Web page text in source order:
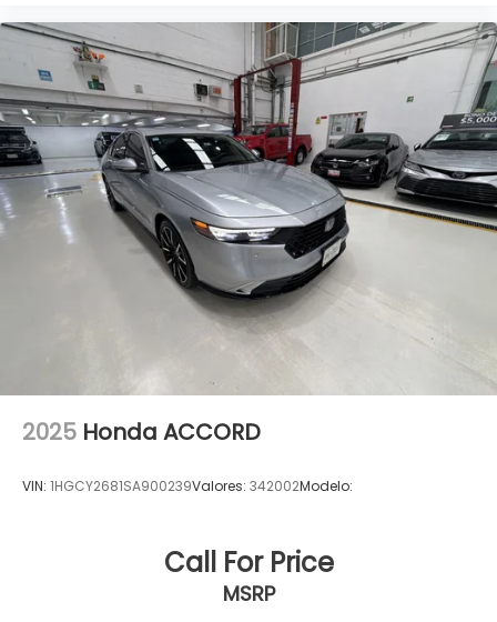
2025 Honda ACCORD
VIN: 1HGCY2681SA900239Valores: 342002Modelo:
Call For Price
MSRP